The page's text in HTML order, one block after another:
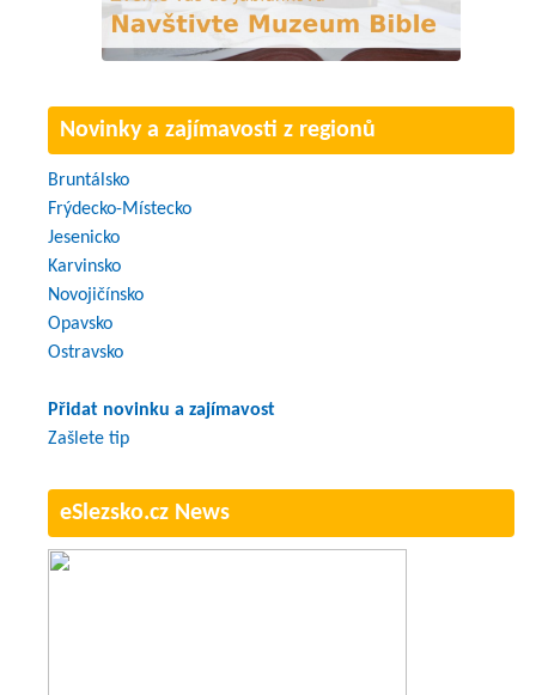
Novinky a zajímavosti z regionů
Bruntálsko
Frýdecko-Místecko
Jesenicko
Karvinsko
Novojičínsko
Opavsko
Ostravsko
Přidat novinku a zajímavost
Zašlete tip
eSlezsko.cz News